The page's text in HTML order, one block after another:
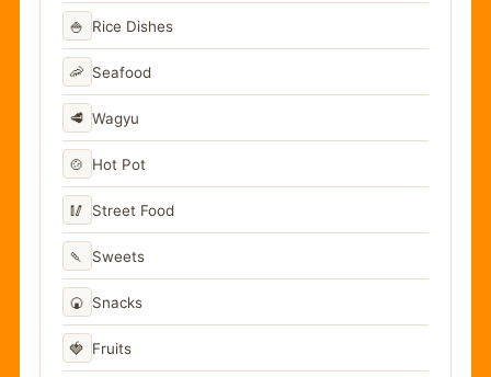
🍚 Rice Dishes
🦐 Seafood
🥩 Wagyu
🍲 Hot Pot
🥢 Street Food
🍡 Sweets
🍘 Snacks
🍓 Fruits